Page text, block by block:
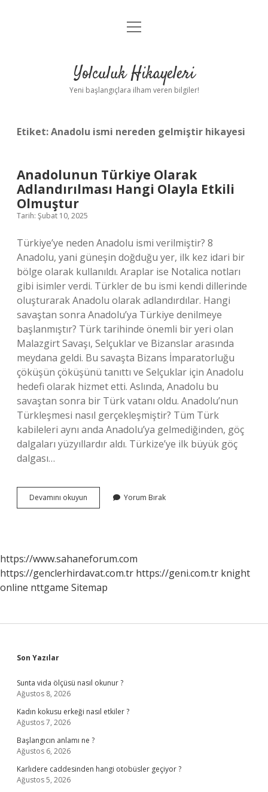
Anasayfa
Yasal Uyarı
menüyü
Yolculuk Hikayeleri
Yeni başlangıçlara ilham veren bilgiler!
Etiket:Anadolu ismi nereden gelmiştir hikayesi
Anadolunun Türkiye Olarak
Adlandırılması Hangi Olayla Etkili
Olmuştur
Tarih: Şubat 10, 2025
Türkiye’ye neden Anadolu ismi verilmiştir? 8
Anadolu, yani güneşin doğduğu yer, ilk kez idari bir
bölge olarak kullanıldı. Araplar ise Notalica notları
gibi isimler verdi. Türkler de bu ismi kendi dillerinde
oluşturarak Anadolu olarak adlandırdılar. Hangi
savaştan sonra Anadolu’ya Türkiye denilmeye
başlanmıştır? Türk tarihinde önemli bir yeri olan
Malazgirt Savaşı, Selçuklar ve Bizanslar arasında
meydana geldi. Bu savaşta Bizans İmparatorluğu
çöküşün çöküşünü tanıttı ve Selçuklar için Anadolu
hedefi olarak hizmet etti. Aslında, Anadolu bu
savaştan sonra bir Türk vatanı oldu. Anadolu’nun
Türkleşmesi nasıl gerçekleşmiştir? Tüm Türk
kabileleri aynı anda Anadolu’ya gelmediğinden, göç
dalgaları yüzyıllardır aldı. Türkize’ye ilk büyük göç
dalgası…
Devamını okuyun Anadolunun
Türkiye
Etkili
Olmuştur
Yorum Bırak
https://www.sahaneforum.com
https://genclerhirdavat.com.tr https://geni.com.tr knight
online nttgame Sitemap
Sidebar
Son Yazılar
Sunta vida ölçüsü nasıl okunur ?
Ağustos 8, 2026
Kadın kokusu erkeği nasıl etkiler ?
Ağustos 7, 2026
Başlangıcın anlamı ne ?
Ağustos 6, 2026
Karlıdere caddesinden hangi otobüsler geçiyor ?
Ağustos 5, 2026